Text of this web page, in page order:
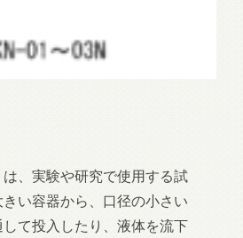
、実験や研究で使用する試
い容器から、口径の小さい
て投入したり、液体を流下